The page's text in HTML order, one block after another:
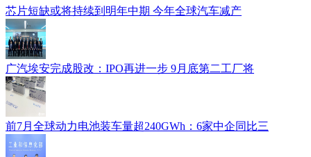
芯片短缺或将持续到明年中期 今年全球汽车减产
广汽埃安完成股改：IPO再进一步 9月底第二工厂将
前7月全球动力电池装车量超240GWh：6家中企同比三